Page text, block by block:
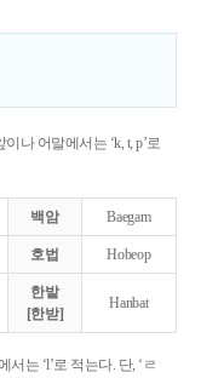
이나 어말에서는 ‘k, t, p’로
백암 Baegam
호법 Hobeop
한밭
[한받]
Hanbat
서는 ‘l’로 적는다. 단, ‘ㄹ